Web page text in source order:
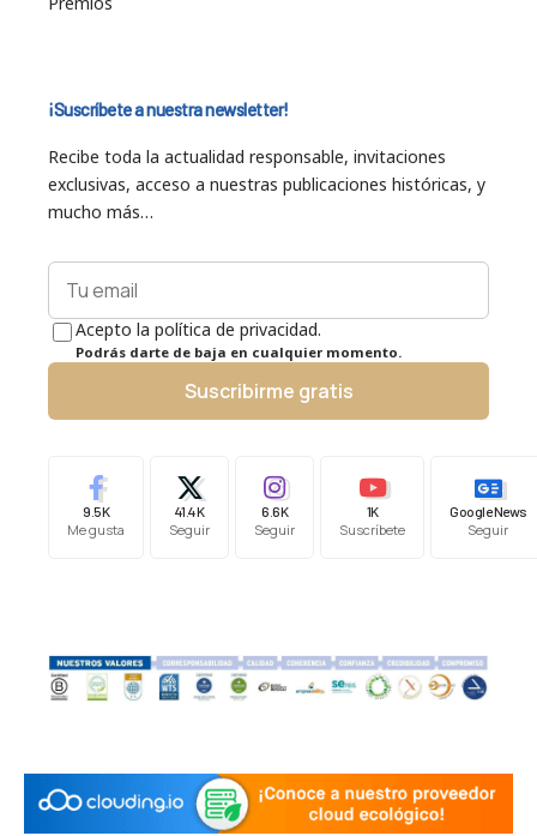
¡Suscríbete a nuestra newsletter!
Recibe toda la actualidad responsable, invitaciones
exclusivas, acceso a nuestras publicaciones históricas, y
mucho más…
Acepto la política de privacidad.
Podrás darte de baja en cualquier momento.
Suscribirme gratis
9.5K
Me gusta
41.4K
Seguir
6.6K
Seguir
1K
Suscríbete
Google News
Seguir